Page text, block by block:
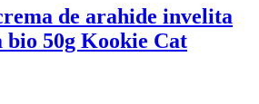
de arahide invelita
bio 50g Kookie Cat